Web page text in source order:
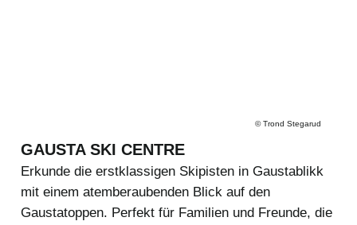
©Trond Stegarud
GAUSTA SKI CENTRE
Erkunde die erstklassigen Skipisten in Gaustablikk
mit einem atemberaubenden Blick auf den
Gaustatoppen. Perfekt für Familien und Freunde, die